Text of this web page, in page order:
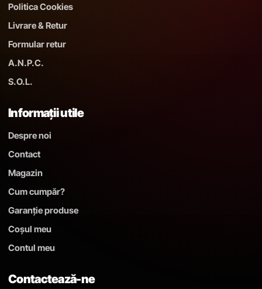
Politica Cookies
Livrare & Retur
Formular retur
A.N.P.C.
S.O.L.
Informații utile
Despre noi
Contact
Magazin
Cum cumpăr?
Garanție produse
Coșul meu
Contul meu
Contactează-ne